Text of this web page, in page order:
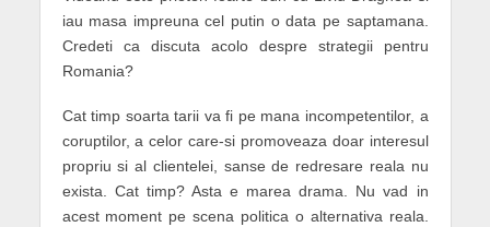
iau masa impreuna cel putin o data pe saptamana.
Credeti ca discuta acolo despre strategii pentru
Romania?
Cat timp soarta tarii va fi pe mana incompetentilor, a
coruptilor, a celor care-si promoveaza doar interesul
propriu si al clientelei, sanse de redresare reala nu
exista. Cat timp? Asta e marea drama. Nu vad in
acest moment pe scena politica o alternativa reala.